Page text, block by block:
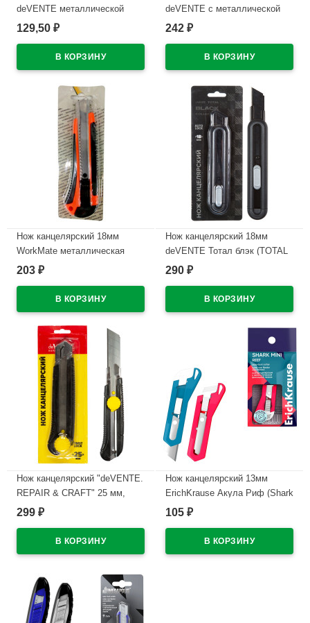
deVENTE металлической
направляющей арт.4090307
129,50 ₽
deVENTE с металлической
направляющей, каучуковые
242 ₽
Нож канцелярский 18мм
WorkMate металлическая
направляющая, резиновые
203 ₽
Нож канцелярский 18мм
deVENTE Тотал блэк (TOTAL
BLACK) металлические
автоматическая система
фиксации лезвия арт.4090405
290 ₽
Нож канцелярский "deVENTE.
REPAIR & CRAFT" 25 мм,
металлическое
система фиксации лезвия
арт.4090408 (Ст.12/144)
В наличии
299 ₽
Нож канцелярский 13мм
ErichKrause Акула Риф (Shark
Mini Reef) с автоматической
105 ₽